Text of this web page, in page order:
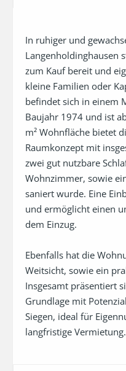
In ruhiger und
Langenholdinghausen
zum Kauf bereit und
kleine Familien oder
befindet sich in einem
Baujahr 1974 und ist
m² Wohnfläche bietet
Raumkonzept mit
zwei gut nutzbare
Wohnzimmer, sowie
saniert wurde. Eine
und ermöglicht einen
dem Einzug.
Ebenfalls hat die
Weitsicht, sowie ein
Insgesamt präsentiert
Grundlage mit
Siegen, ideal für
langfristige Vermietung.